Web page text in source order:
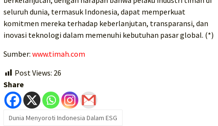
seluruh dunia, termasuk Indonesia, dapat memperkuat
komitmen mereka terhadap keberlanjutan, transparansi, dan
inovasi teknologi dalam memenuhi kebutuhan pasar global. (*)
Sumber: www.timah.com
Post Views: 26
Share
Dunia Menyoroti Indonesia Dalam ESG